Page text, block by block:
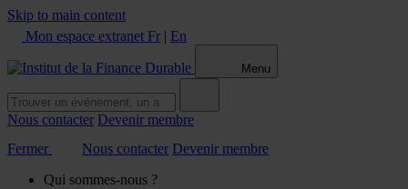
Skip to main content
Mon espace extranet Fr | En
Menu
Nous contacter Devenir membre
Fermer
Nous contacter Devenir membre
Qui sommes-nous ?